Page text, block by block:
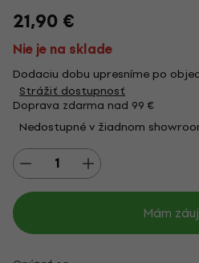
21,90 €
Nie je na sklade
Dodaciu dobu upresníme po
Strážiť dostupnosť
Doprava zdarma nad 99 €
Nedostupné v žiadnom
Mám